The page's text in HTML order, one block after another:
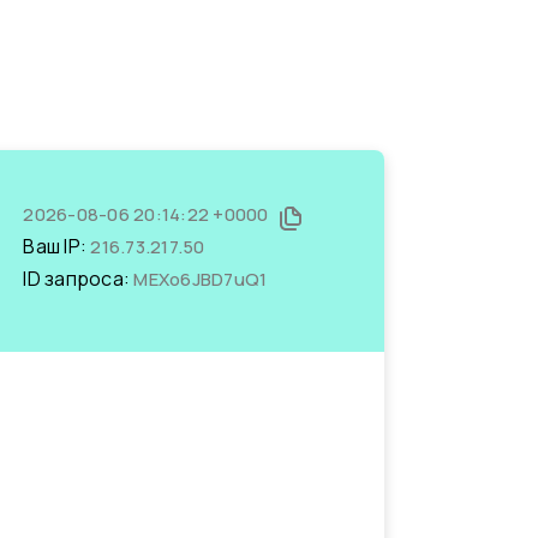
2026-08-06 20:14:22 +0000
Ваш IP:216.73.217.50
ID запроса:MEXo6JBD7uQ1